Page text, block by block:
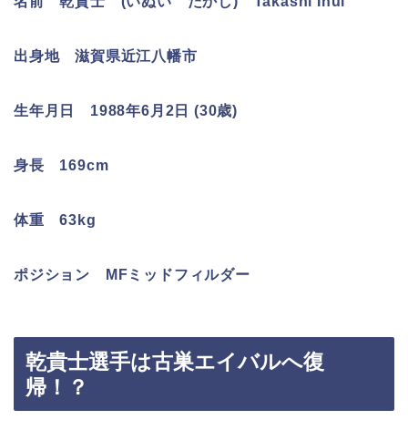
出身地 滋賀県近江八幡市
生年月日 1988年6月2日 (30歳)
身長 169cm
体重 63kg
ポジション MFミッドフィルダー
乾貴士選手は古巣エイバルへ復
帰！？